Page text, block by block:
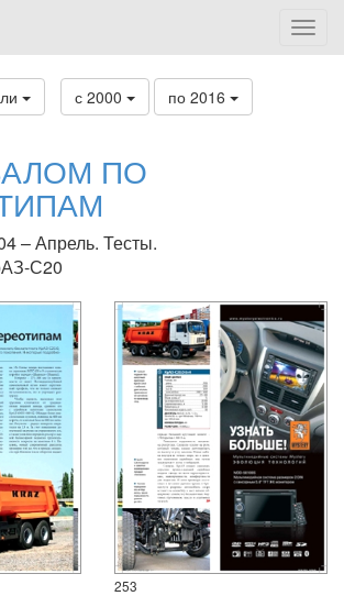
с 2000 по 2016
ПО
– Апрель. Тесты.
С20
253